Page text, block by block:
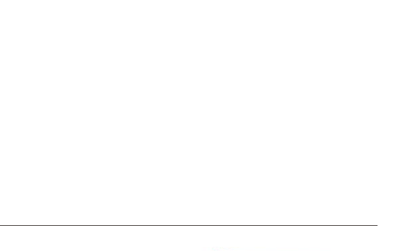
Unser Geschenkkorb